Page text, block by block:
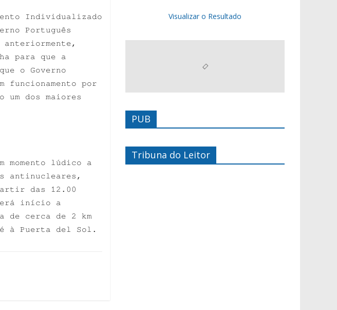
Individualizado
Português
para que a
o Governo
funcionamento por
um dos maiores
momento lúdico a
antinucleares,
das 12.00
início a
de cerca de 2 km
à Puerta del Sol.
Visualizar o Resultado
PUB
Tribuna do Leitor